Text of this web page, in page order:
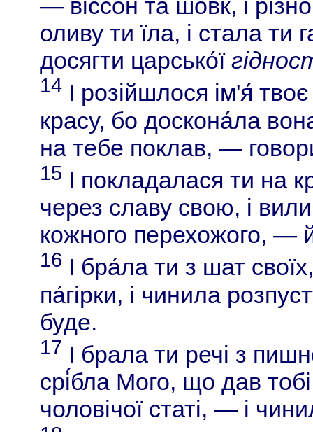
— віссо́н та шовк, і
оливу ти їла, і стала ти
досягти царсько́ї
14 І розійшлося ім'я́
красу, бо доскона́ла
на тебе поклав, —
15 І покладалася ти на
через славу свою, і
кожного перехожого, —
16 І бра́ла ти з шат
па́гірки, і чинила
буде.
17 І брала ти речі з
срі́бла Мого, що дав
чоловічої статі, — і